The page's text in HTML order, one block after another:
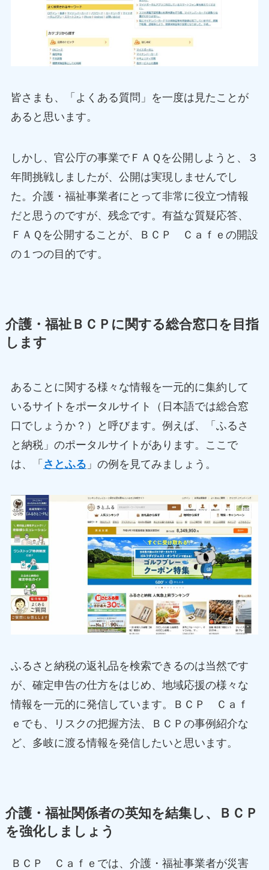
皆さまも、「よくある質問」を一度は見たことが
あると思います。
しかし、官公庁の事業でＦＡＱを公開しようと、３
年間挑戦しましたが、公開は実現しませんでし
た。介護・福祉事業者にとって非常に役立つ情報
だと思うのですが、残念です。有益な質疑応答、
ＦＡＱを公開することが、ＢＣＰ Ｃａｆｅの開設
の１つの目的です。
介護・福祉ＢＣＰに関する総合窓口を目指
します
あることに関する様々な情報を一元的に集約して
いるサイトをポータルサイト（日本語では総合窓
口でしょうか？）と呼びます。例えば、「ふるさ
と納税」のポータルサイトがあります。ここで
は、「 さとふる 」の例を見てみましょう。
ふるさと納税の返礼品を検索できるのは当然です
が、確定申告の仕方をはじめ、地域応援の様々な
情報を一元的に発信しています。ＢＣＰ Ｃａｆ
ｅでも、リスクの把握方法、ＢＣＰの事例紹介な
ど、多岐に渡る情報を発信したいと思います。
介護・福祉関係者の英知を結集し、ＢＣＰ
を強化しましょう
ＢＣＰ Ｃａｆｅでは、介護・福祉事業者が災害